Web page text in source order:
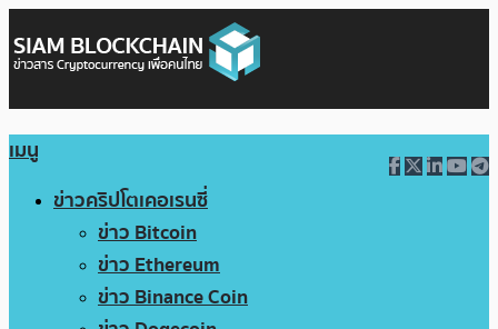
เมนู
ข่าวคริปโตเคอเรนซี่
ข่าว Bitcoin
ข่าว Ethereum
ข่าว Binance Coin